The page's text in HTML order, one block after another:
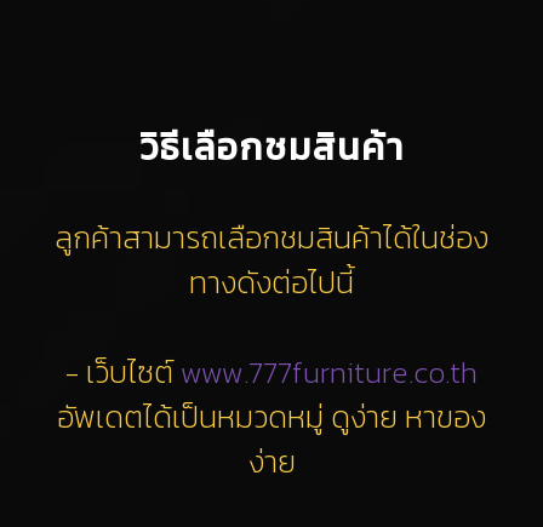
วิธีเลือกชมสินค้า
ลูกค้าสามารถเลือกชมสินค้าได้ในช่อง
ทางดังต่อไปนี้
- เว็บไซต์www.777furniture.co.th
อัพเดตได้เป็นหมวดหมู่ ดูง่าย หาของ
ง่าย